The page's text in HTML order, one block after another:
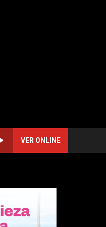
VER ONLINE